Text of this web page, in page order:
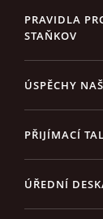
PRAVIDLA
STAŇKOV
ÚSPĚCHY
PŘIJÍMACÍ
ÚŘEDNÍ